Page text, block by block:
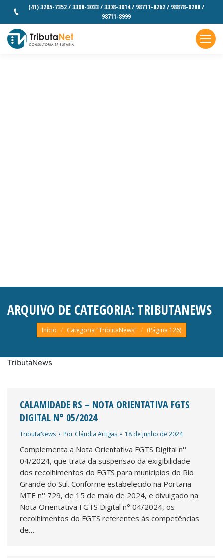
(41) 3205-7352 / 3308-3033 / 3308-3014 / 98711-8262 / 98878-0288 /
98711-8999
ARQUIVO DE CATEGORIA: TRIBUTANEWS
Você está aqui:
Início Categoria "TributaNews" (Página 126)
TributaNews
CALAMIDADE RS – NOTA ORIENTATIVA FGTS
DIGITAL N° 05/2024
TributaNews Por Cláudia Artigas 18 de junho de 2024
Complementa a Nota Orientativa FGTS Digital n°
04/2024, que trata da suspensão da exigibilidade
dos recolhimentos do FGTS para municípios do Rio
Grande do Sul. Conforme estabelecido na Portaria
MTE n° 729, de 15 de maio de 2024, e divulgado na
Nota Orientativa FGTS Digital n° 04/2024, os
recolhimentos do FGTS referentes às competências
de…